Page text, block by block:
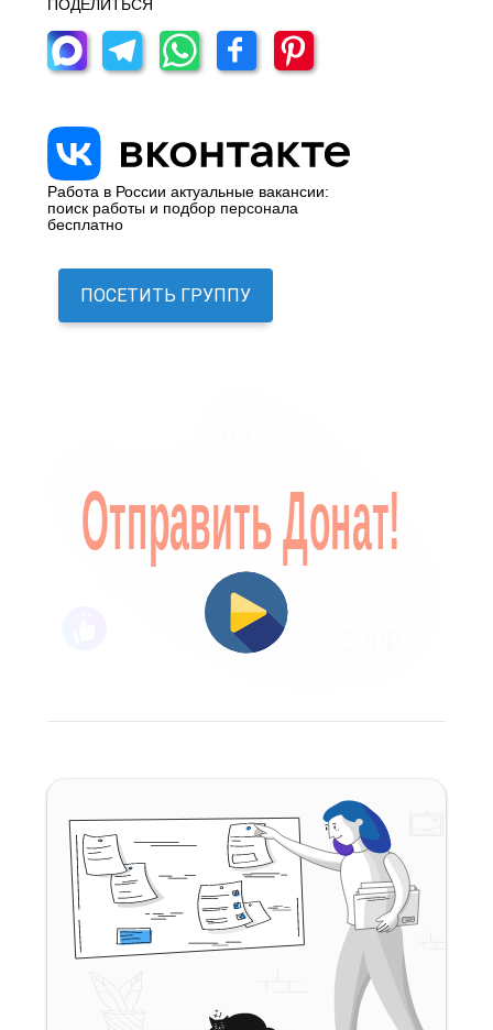
ПОДЕЛИТЬСЯ
Работа в России актуальные вакансии:
поиск работы и подбор персонала
бесплатно
ПОСЕТИТЬ ГРУППУ